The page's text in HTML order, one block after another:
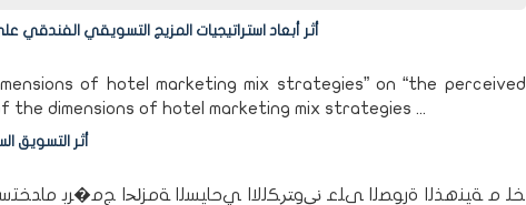
أثر أبعاد استراتيجيات المزيج التسويقي
of hotel marketing mix strategies” on “the perceived
dimensions of hotel marketing mix strategies ...
أثر التسويق
ﺨﻠ ﻣ ﺔﻴﻨﻫﺬﻟا ةرﻮﺼﻟا ﻰﻠﻋ ﱐوﱰﻜﻟﻻا ﻲﺣﺎﻴﺴﻟا ﺔﻣﺰﳊا ﺞﻣ�ﺮﺑ